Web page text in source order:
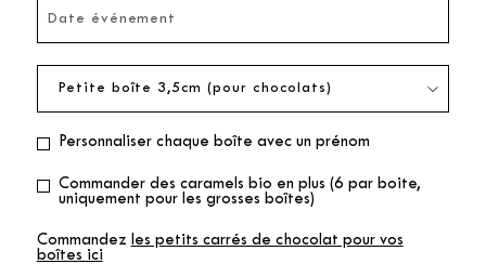
Personnaliser chaque boîte avec un prénom
Commander des caramels bio en plus (6 par boite,
uniquement pour les grosses boîtes)
Commandez
les petits carrés de chocolat pour vos
boîtes ici